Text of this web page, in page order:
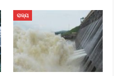
ରାଜ୍ୟ